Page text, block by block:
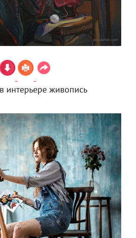
интерьере живопись